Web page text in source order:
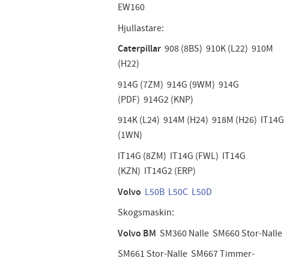
EW160
Hjullastare:
Caterpillar 908 (8BS) 910K (L22) 910M
(H22)
914G (7ZM) 914G (9WM) 914G
(PDF) 914G2 (KNP)
914K (L24) 914M (H24) 918M (H26) IT14G
(1WN)
IT14G (8ZM) IT14G (FWL) IT14G
(KZN) IT14G2 (ERP)
Volvo L50B L50C L50D
Skogsmaskin:
Volvo BM SM360 Nalle SM660 Stor-Nalle
SM661 Stor-Nalle SM667 Timmer-